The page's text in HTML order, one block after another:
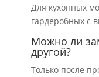
Для кухонных
гардеробных с
Можно ли
другой?
Только после